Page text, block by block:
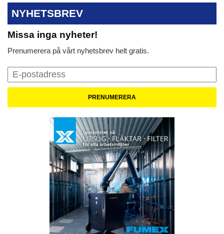
NYHETSBREV
Missa inga nyheter!
Prenumerera på vårt nyhetsbrev helt gratis.